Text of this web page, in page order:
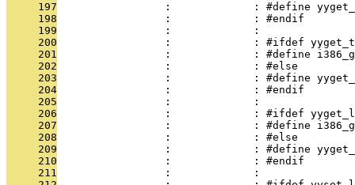
     197
:             : #define
     198
                 :             : #endif
     199
                 :             :
     200
:             : #ifdef
     201
:             : #define
     202
                 :             : #else
     203
:             : #define
     204
                 :             : #endif
     205
                 :             :
     206
:             : #ifdef
     207
:             : #define
     208
                 :             : #else
     209
:             : #define
     210
                 :             : #endif
     211
                 :             :